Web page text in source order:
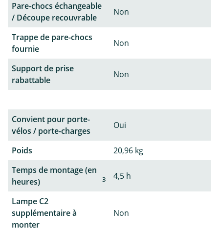
Pare-chocs échangeable
/ Découpe recouvrable
Non
Trappe de pare-chocs
fournie
Non
Support de prise
rabattable
Non
Convient pour porte-
vélos / porte-charges
Oui
Poids
20,96 kg
Temps de montage (en
heures)
3 4,5 h
Lampe C2
supplémentaire à
monter
Non